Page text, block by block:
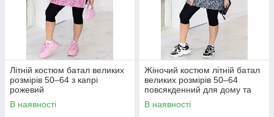
Літній костюм батал великих
розмірів 50–64 з капрі
рожевий
В наявності
Жіночий костюм літній батал
великих розмірів 50–64
повсякденний для дому та
прогулянок чорний
В наявності